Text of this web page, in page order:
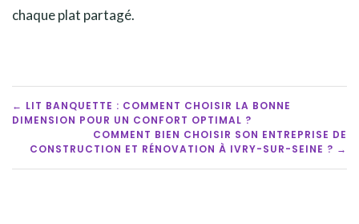
chaque plat partagé.
POST
NAVIGATION
← LIT BANQUETTE : COMMENT CHOISIR LA BONNE
DIMENSION POUR UN CONFORT OPTIMAL ?
COMMENT BIEN CHOISIR SON ENTREPRISE DE
CONSTRUCTION ET RÉNOVATION À IVRY-SUR-SEINE ? →